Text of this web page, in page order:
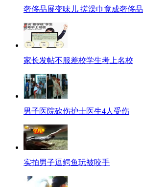
奢侈品展变味儿 搓澡巾竟成奢侈品
家长发帖不服差校学生考上名校
男子医院砍伤护士医生4人受伤
实拍男子逗鳄鱼玩被咬手